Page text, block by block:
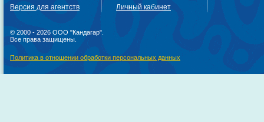
Версия для агентств
Личный кабинет
© 2000 - 2026 ООО "Кандагар".
Все права защищены.
Политика в отношении обработки персональных данных